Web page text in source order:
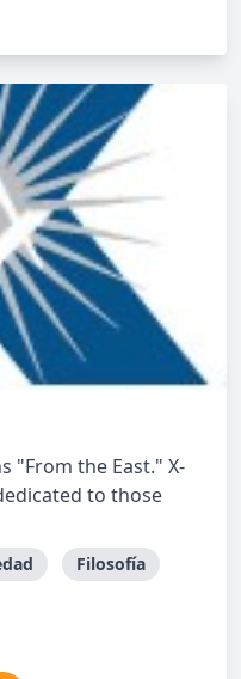
"From the East." X-
to those
Filosofía